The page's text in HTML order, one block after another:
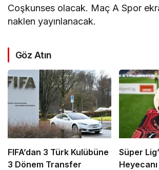
Coşkunses olacak. Maç A Spor
naklen yayınlanacak.
Göz Atın
FIFA’dan 3 Türk Kulübüne
3 Dönem Transfer
Süper